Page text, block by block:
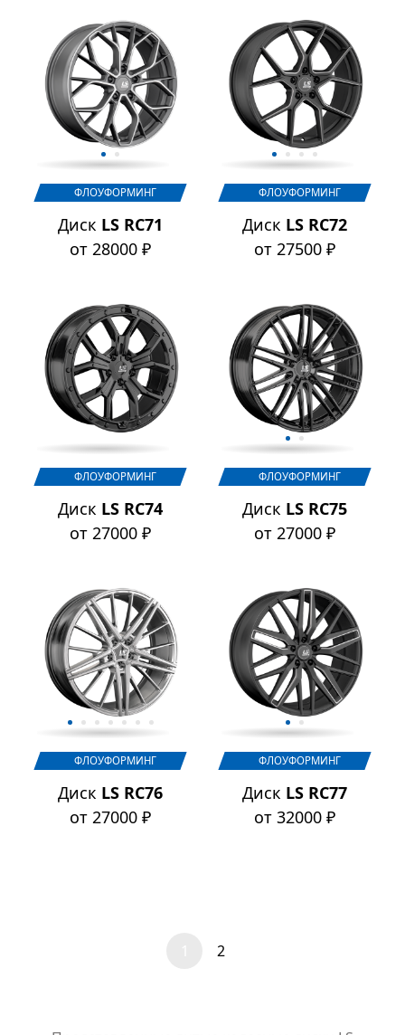
ФЛОУФОРМИНГ
Диск LS RC71
от 28000 ₽
ФЛОУФОРМИНГ
Диск LS RC72
от 27500 ₽
ФЛОУФОРМИНГ
Диск LS RC74
от 27000 ₽
ФЛОУФОРМИНГ
Диск LS RC75
от 27000 ₽
ФЛОУФОРМИНГ
Диск LS RC76
от 27000 ₽
ФЛОУФОРМИНГ
Диск LS RC77
от 32000 ₽
2